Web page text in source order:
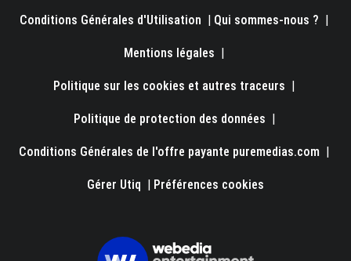
Conditions Générales d'Utilisation Qui sommes-nous ?
Mentions légales
Politique sur les cookies et autres traceurs
Politique de protection des données
Conditions Générales de l'offre payante puremedias.com
Gérer Utiq Préférences cookies